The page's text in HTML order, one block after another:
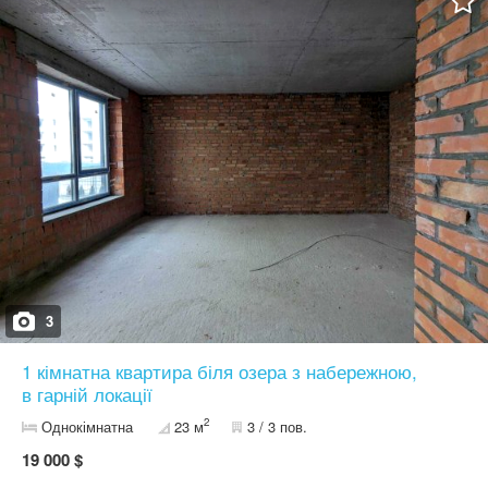
майданчик * Поруч парк, тиха та зелена місцевість * Електричне
опалення — можливість контролю витрат Умови продажу: *
Податки - 25.000 грн * Можливе придбання за програмами
єОселя (8,5%) та єВідновлення Це рідкісна пропозиція —
окрема квартира за ціною студії. Підходить як для власного
проживання, так і для здачі в оренду. Телефонуйте для
детальної інформації та перегляду.
3
1 кімнатна квартира біля озера з набережною,
в гарній локації
Однокімнатна 23 м2 3 / 3 пов.
19 000 $